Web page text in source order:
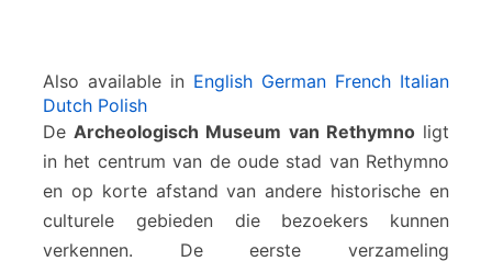
n
Also available in English German French Italian
Dutch Polish
De Archeologisch Museum van Rethymnoligt
in het centrum van de oude stad van Rethymno
en op korte afstand van andere historische en
culturele gebieden die bezoekers kunnen
verkennen. De eerste verzameling